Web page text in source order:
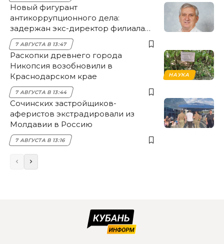
Новый фигурант
антикоррупционного дела:
задержан экс-директор филиала
НЭСК Крымска
7 АВГУСТА В 13:47
НАУКА
Раскопки древнего города
Никопсия возобновили в
Краснодарском крае
7 АВГУСТА В 13:44
Сочинских застройщиков-
аферистов экстрадировали из
Молдавии в Россию
7 АВГУСТА В 13:16